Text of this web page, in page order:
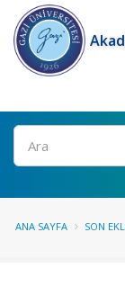
Ara
ANA SAYFA SON